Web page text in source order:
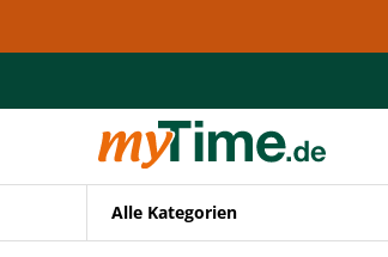
Zur Navigation springen
Alle Kategorien